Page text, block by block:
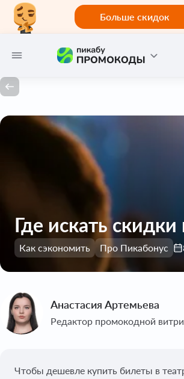
Больше скидок
Где искать
Как сэкономить Про Пикабонус
Анастасия Артемьева
Редактор промокодной
Чтобы дешевле купить билеты в